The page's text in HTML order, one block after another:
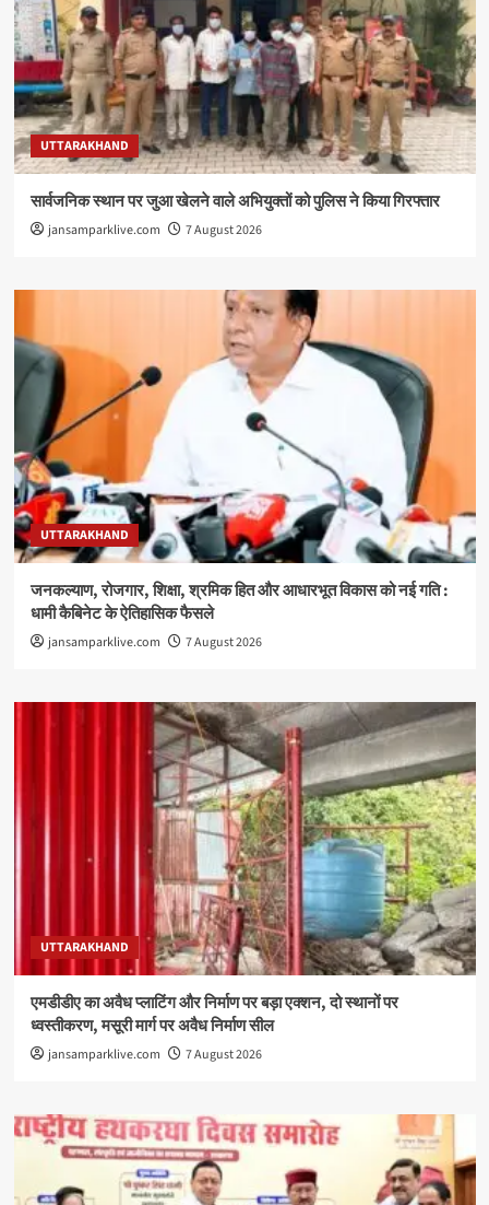
UTTARAKHAND
सार्वजनिक स्थान पर जुआ खेलने वाले अभियुक्तों को पुलिस ने किया गिरफ्तार
jansamparklive.com 7 August 2026
UTTARAKHAND
जनकल्याण, रोजगार, शिक्षा, श्रमिक हित और आधारभूत विकास को नई गति :
धामी कैबिनेट के ऐतिहासिक फैसले
jansamparklive.com 7 August 2026
UTTARAKHAND
एमडीडीए का अवैध प्लाटिंग और निर्माण पर बड़ा एक्शन, दो स्थानों पर
ध्वस्तीकरण, मसूरी मार्ग पर अवैध निर्माण सील
jansamparklive.com 7 August 2026